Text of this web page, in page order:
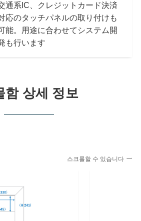
通系IC、クレジットカード決済
応のタッチパネルの取り付けも
能。用途に合わせてシステム開
も行います
함 상세 정보
스크롤할 수 있습니다